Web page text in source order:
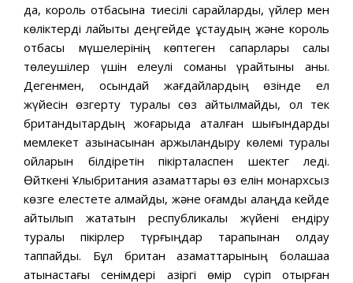
да, король отбасына тиесілі сарайларды, үйлер мен
көліктерді лайықты деңгейде ұстаудың және король
отбасы мүшелерінің көптеген сапарлары салық
төлеушілер үшін елеулі соманы қүрайтыны анық.
Дегенмен, осындай жағдайлардың өзінде ел
жүйесін өзгерту туралы сөз айтылмайды, ол тек
британдықтардың жоғарыда аталған шығындарды
мемлекет қазынасынан қаржыландыру көлемі туралы
ойларын білдіретін пікірталаспен шектег леді.
Өйткені Ұлыбритания азаматтары өз елін монархсыз
көзге елестете алмайды, және қоғамдық алаңда кейде
айтылып жататын республикалық жүйені ендіру
туралы пікірлер түрғыңдар тарапынан қолдау
таппайды. Бұл британ азаматтарының болашаққа
қатынастағы сенімдері қазіргі өмір сүріп отырған